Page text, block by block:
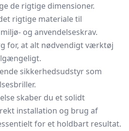
de rigtige dimensioner.
rigtige materiale til
og anvendelseskrav.
for, at alt nødvendigt værktøj
sikkerhedsudstyr som
skaber du et solidt
installation og brug af
for et holdbart resultat.